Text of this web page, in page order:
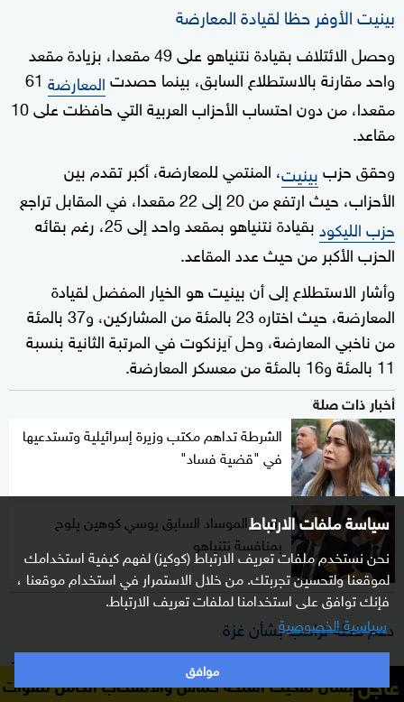
سياسة ملفات الارتباط
نحن نستخدم ملفات تعريف الارتباط (كوكيز) لفهم كيفية استخدامك
لموقعنا ولتحسين تجربتك. من خلال الاستمرار في استخدام موقعنا ،
فإنك توافق على استخدامنا لملفات تعريف الارتباط.
سياسية الخصوصية
موافق
بينيت الأوفر حظا لقيادة المعارضة
وحصل الائتلاف بقيادة نتنياهو على 49 مقعدا، بزيادة مقعد
واحد مقارنة بالاستطلاع السابق، بينما حصدتالمعارضة 61
مقعدا، من دون احتساب الأحزاب العربية التي حافظت على 10
مقاعد.
وحقق حزببينيت، المنتمي للمعارضة، أكبر تقدم بين
الأحزاب، حيث ارتفع من 20 إلى 22 مقعدا، في المقابل تراجع
حزب الليكود
بقيادة نتنياهو بمقعد واحد إلى 25، رغم بقائه
الحزب الأكبر من حيث عدد المقاعد.
وأشار الاستطلاع إلى أن بينيت هو الخيار المفضل لقيادة
المعارضة، حيث اختاره 23 بالمئة من المشاركين، و37 بالمئة
من ناخبي المعارضة، وحل آيزنكوت في المرتبة الثانية بنسبة
11 بالمئة و16 بالمئة من معسكر المعارضة.
أخبار ذات صلة
الشرطة تداهم مكتب وزيرة إسرائيلية وتستدعيها
في "قضية فساد"
رئيس الموساد السابق يوسي كوهين يلوح
بمنافسة نتنياهو
دعم خطة ترامب بشأن غزة
من جانب آخر، قال 66 بالمئة من المشاركين إنهم يؤيدون خطة
الرئيس الأميركيدونالد ترامبلإنهاء الحرب فيغزة ، مقابل 11 عاجل
أسلحة حماس والانسحاب الكامل للقوات الإسرائيلية من